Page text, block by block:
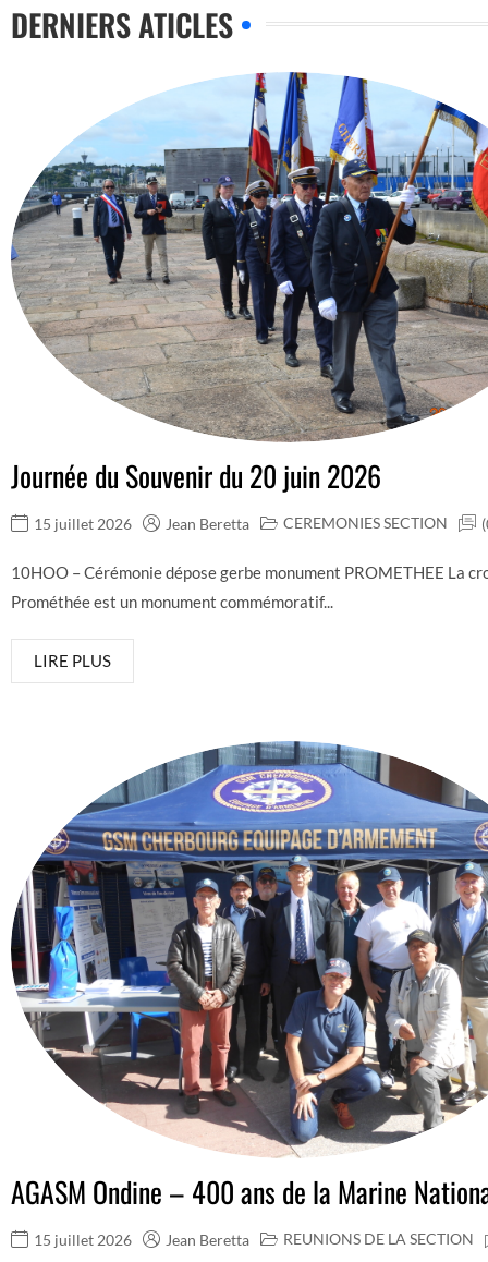
DERNIERS ATICLES
Journée du Souvenir du 20 juin 2026
15 juillet 2026 Jean Beretta CEREMONIES SECTION
10HOO – Cérémonie dépose gerbe monument PROMETHEE La
Prométhée est un monument commémoratif...
LIRE PLUS
AGASM Ondine – 400 ans de la Marine
15 juillet 2026 Jean Beretta REUNIONS DE LA SECTION